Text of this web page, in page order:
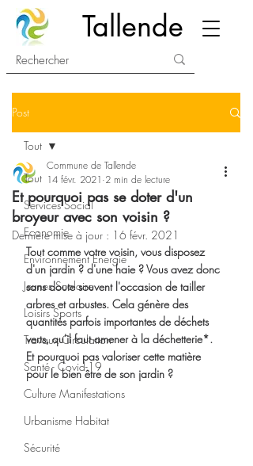
Tallende
Post
Tout
Services Social
Economie
Environnement Energie
Jeunes Scolaire
Loisirs Sports
Travaux Circulation
Santé - Covid-19
Culture Manifestations
Urbanisme Habitat
Sécurité
Tout
Et pourquoi pas se doter d'un
broyeur avec son voisin ?
Commune de Tallende
14 févr. 2021 2 min de lecture
Dernière mise à jour : 16 févr. 2021
Tout comme votre voisin, vous disposez
d'un jardin ? d'une haie ? Vous avez donc
sans doute souvent l'occasion de tailler
arbres et arbustes. Cela génère des
quantités parfois importantes de déchets
verts, qu'il faut amener à la déchetterie*.
Et pourquoi pas valoriser cette matière
pour le bien être de son jardin ?